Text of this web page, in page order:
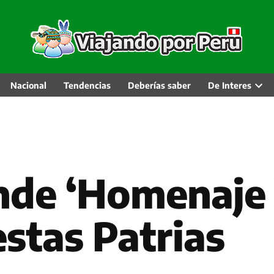
Nacional Tendencias Deberías saber De Interes
Patrias